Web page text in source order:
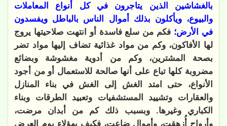
بالغشاشين الذين يتاجرون في كل أنواع المعاملات
والبيوع، ويأكلون بذلك أموال الناس بالباطل ويفسدون
في الأرض؛ فكم من سلع فاسدة أو انتهت صلاحيتها يروج
لها الأفاكون، وكم من مواد غذائية تضاف إليها مواد تضر
بصحة المشترين، وكم من أدوية مغشوشة وبضائع
مضروبة كلها تباع على أنها صالحة للاستعمال أو من أجود
الأنواع، حتى امتد الغش إلى الغش في بناء المنازل
والعقارات وتشييد المستشفيات وتعبيد الطرقات وبناء
الكباري وغيرها. وبسبب ذلك كم من أبدان مرضت،
وأرواح أُزهقت، وأموال ضاعت، فكيف بهؤلاء يوم العرض